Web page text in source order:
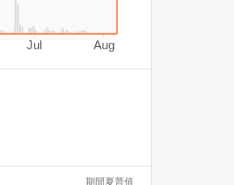
Jul Aug
期間夏普值